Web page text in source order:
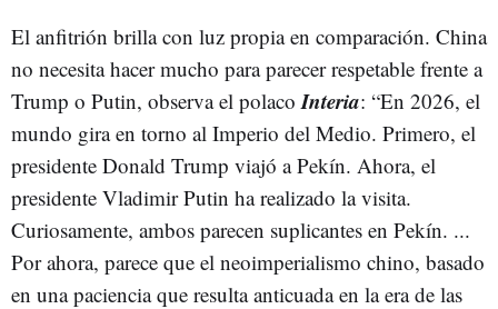
El anfitrión brilla con luz propia en comparación. China
no necesita hacer mucho para parecer respetable frente a
Trump o Putin, observa el polaco Interia: “En 2026, el
mundo gira en torno al Imperio del Medio. Primero, el
presidente Donald Trump viajó a Pekín. Ahora, el
presidente Vladimir Putin ha realizado la visita.
Curiosamente, ambos parecen suplicantes en Pekín. ...
Por ahora, parece que el neoimperialismo chino, basado
en una paciencia que resulta anticuada en la era de las